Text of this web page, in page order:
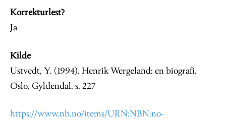
Korrekturlest?
Ja
Kilde
Ustvedt, Y. (1994). Henrik Wergeland: en biografi.
Oslo, Gyldendal. s. 227
https://www.nb.no/items/URN:NBN:no-